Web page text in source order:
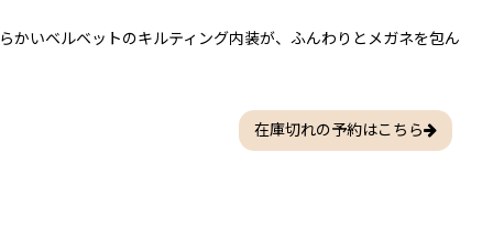
いベルベットのキルティング内装が、ふんわりとメガネを包ん
在庫切れの予約はこちら